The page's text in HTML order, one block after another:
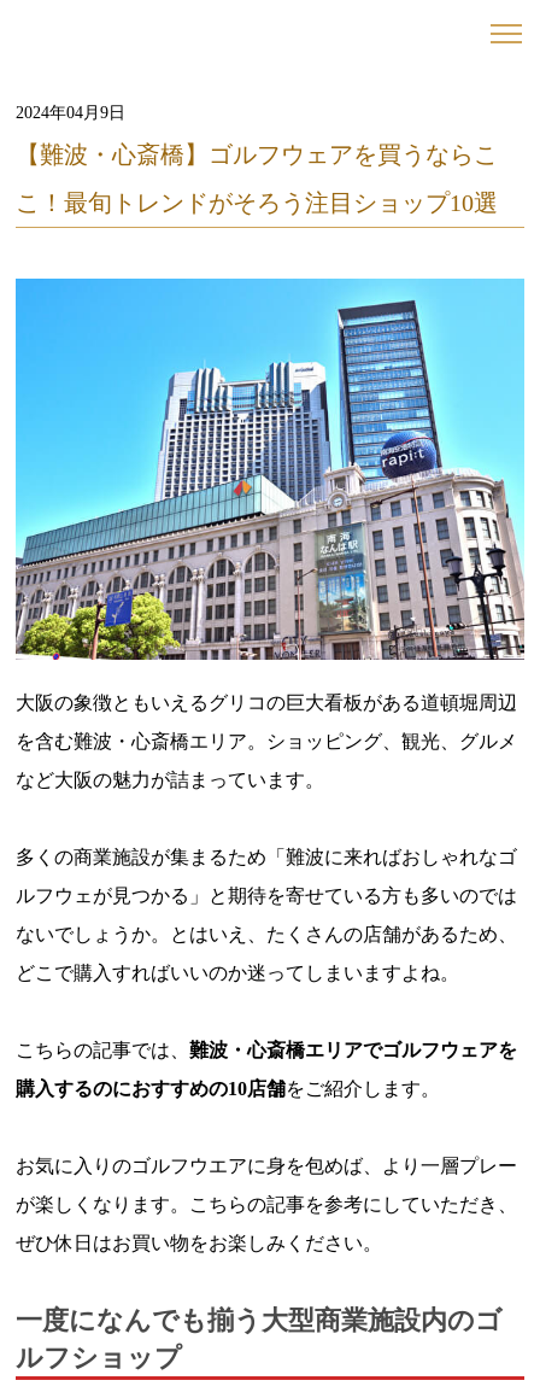
2024年04月9日
【難波・心斎橋】ゴルフウェアを買うならこ
こ！最旬トレンドがそろう注目ショップ10選
大阪の象徴ともいえるグリコの巨大看板がある道頓堀周辺
を含む難波・心斎橋エリア。ショッピング、観光、グルメ
など大阪の魅力が詰まっています。
多くの商業施設が集まるため「難波に来ればおしゃれなゴ
ルフウェが見つかる」と期待を寄せている方も多いのでは
ないでしょうか。とはいえ、たくさんの店舗があるため、
どこで購入すればいいのか迷ってしまいますよね。
こちらの記事では、難波・心斎橋エリアでゴルフウェアを
購入するのにおすすめの10店舗をご紹介します。
お気に入りのゴルフウエアに身を包めば、より一層プレー
が楽しくなります。こちらの記事を参考にしていただき、
ぜひ休日はお買い物をお楽しみください。
一度になんでも揃う大型商業施設内のゴ
ルフショップ